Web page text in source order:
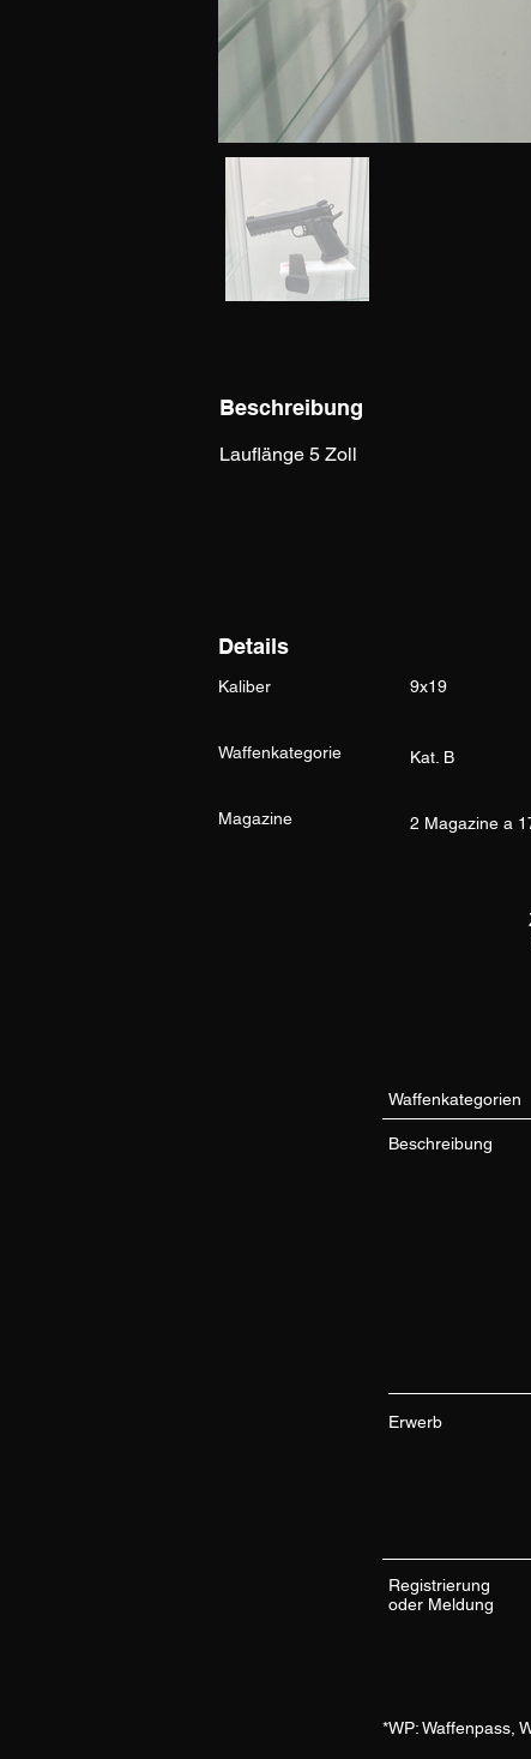
Beschreibung
Lauflänge 5 Zoll
Details
Kaliber 9x19
Waffenkategorie Kat. B
Magazine 2 Magazine a
Waffenkategorien
Beschreibung
Erwerb
Registrierung
oder Meldung
*WP: Waffenpass,